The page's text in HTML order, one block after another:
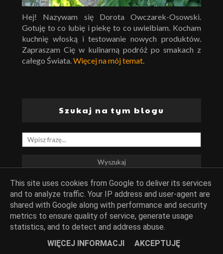
Hej! Nazywam się Dorota Owczarek-Osowski.
Gotuję to co lubię i piekę to co uwielbiam. Kocham
kuchnię włoską i testowanie nowych produktów.
Zapraszam Cię w kulinarną podróż po smakach z
całego Świata.Więcej na mój temat.
Szukaj na tym blogu
Śledź M.M.Cz.
This site uses cookies from Google to deliver its services
and to analyze traffic. Your IP address and user-agent are
shared with Google along with performance and security
metrics to ensure quality of service, generate usage
statistics, and to detect and address abuse.
WIĘCEJ INFORMACJI
AKCEPTUJĘ